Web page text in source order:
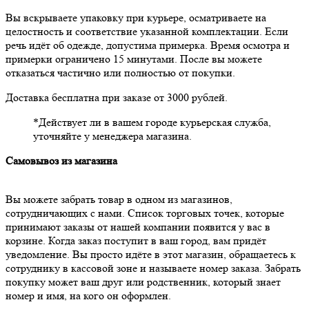
Вы вскрываете упаковку при курьере, осматриваете на
целостность и соответствие указанной комплектации. Если
речь идёт об одежде, допустима примерка. Время осмотра и
примерки ограничено 15 минутами. После вы можете
отказаться частично или полностью от покупки.
Доставка бесплатна при заказе от 3000 рублей.
*Действует ли в вашем городе курьерская служба,
уточняйте у менеджера магазина.
Самовывоз из магазина
Вы можете забрать товар в одном из магазинов,
сотрудничающих с нами. Список торговых точек, которые
принимают заказы от нашей компании появится у вас в
корзине. Когда заказ поступит в ваш город, вам придёт
уведомление. Вы просто идёте в этот магазин, обращаетесь к
сотруднику в кассовой зоне и называете номер заказа. Забрать
покупку может ваш друг или родственник, который знает
номер и имя, на кого он оформлен.